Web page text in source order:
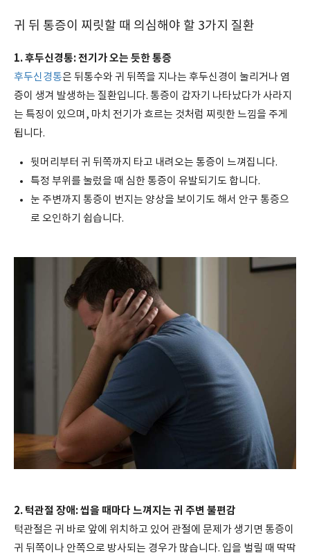
귀 뒤 통증이 찌릿할 때 의심해야 할 3가지 질환
1. 후두신경통: 전기가 오는 듯한 통증
후두신경통은 뒤통수와 귀 뒤쪽을 지나는 후두신경이 눌리거나 염
증이 생겨 발생하는 질환입니다. 통증이 갑자기 나타났다가 사라지
는 특징이 있으며, 마치 전기가 흐르는 것처럼 찌릿한 느낌을 주게
됩니다.
뒷머리부터 귀 뒤쪽까지 타고 내려오는 통증이 느껴집니다.
특정 부위를 눌렀을 때 심한 통증이 유발되기도 합니다.
눈 주변까지 통증이 번지는 양상을 보이기도 해서 안구 통증으
로 오인하기 쉽습니다.
2. 턱관절 장애: 씹을 때마다 느껴지는 귀 주변 불편감
턱관절은 귀 바로 앞에 위치하고 있어 관절에 문제가 생기면 통증이
귀 뒤쪽이나 안쪽으로 방사되는 경우가 많습니다. 입을 벌릴 때 딱딱